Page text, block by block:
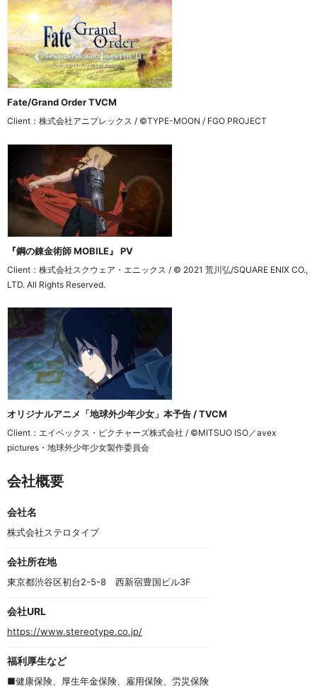
Fate/Grand Order TVCM
Client：株式会社アニプレックス / ©TYPE-MOON / FGO PROJECT
『鋼の錬金術師 MOBILE』 PV
Client：株式会社スクウェア・エニックス / © 2021 荒川弘/SQUARE ENIX CO.,
LTD. All Rights Reserved.
オリジナルアニメ「地球外少年少女」本予告 / TVCM
Client：エイベックス・ピクチャーズ株式会社 / ©MITSUO ISO／avex
pictures・地球外少年少女製作委員会
会社概要
会社名
株式会社ステロタイプ
会社所在地
東京都渋谷区初台2-5-8　西新宿豊国ビル3F
会社URL
https://www.stereotype.co.jp/
福利厚生など
■健康保険、厚生年金保険、雇用保険、労災保険